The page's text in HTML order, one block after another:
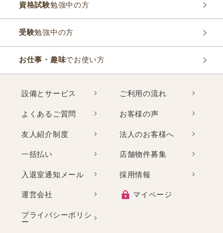
資格試験勉強中の方
受験勉強中の方
お仕事・趣味でお使い方
設備とサービス
よくあるご質問
友人紹介制度
一括払い
入退室通知メール
運営会社
プライバシーポリシ
ー
ご利用の流れ
お客様の声
法人のお客様へ
店舗物件募集
採用情報
マイページ